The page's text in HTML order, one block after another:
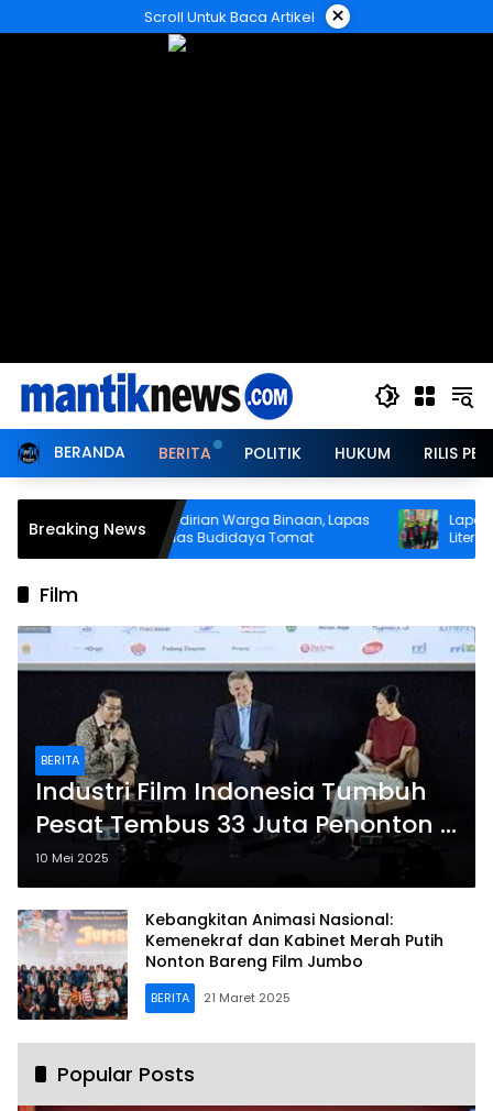
ke
Scroll Untuk Baca Artikel ×
BERANDA BERITA POLITIK HUKUM RILIS
Breaking News
Bina Kemandirian Warga Binaan, Lapas
Wahai Perluas Budidaya Tomat
Lapas
Literasi
Film
BERITA
Industri Film Indonesia Tumbuh
Pesat Tembus 33 Juta Penonton –
Naik 41% dibanding Tahun Lalu
10 Mei 2025
Kebangkitan Animasi Nasional:
Kemenekraf dan Kabinet Merah Putih
Nonton Bareng Film Jumbo
BERITA 21 Maret 2025
Popular Posts